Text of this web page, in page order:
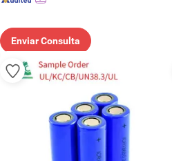
Enviar Consulta